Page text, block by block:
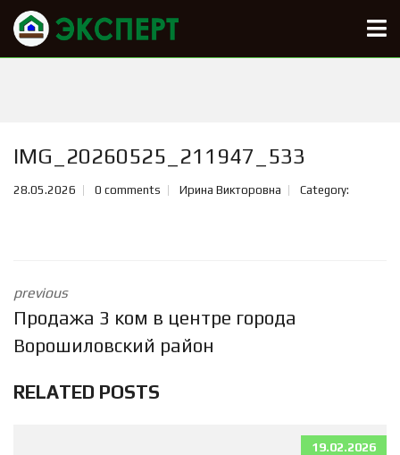
IMG_20260525_211947_533
28.05.2026 0 comments Ирина Викторовна Category:
previous
Продажа 3 ком в центре города
Ворошиловский район
RELATED POSTS
19.02.2026